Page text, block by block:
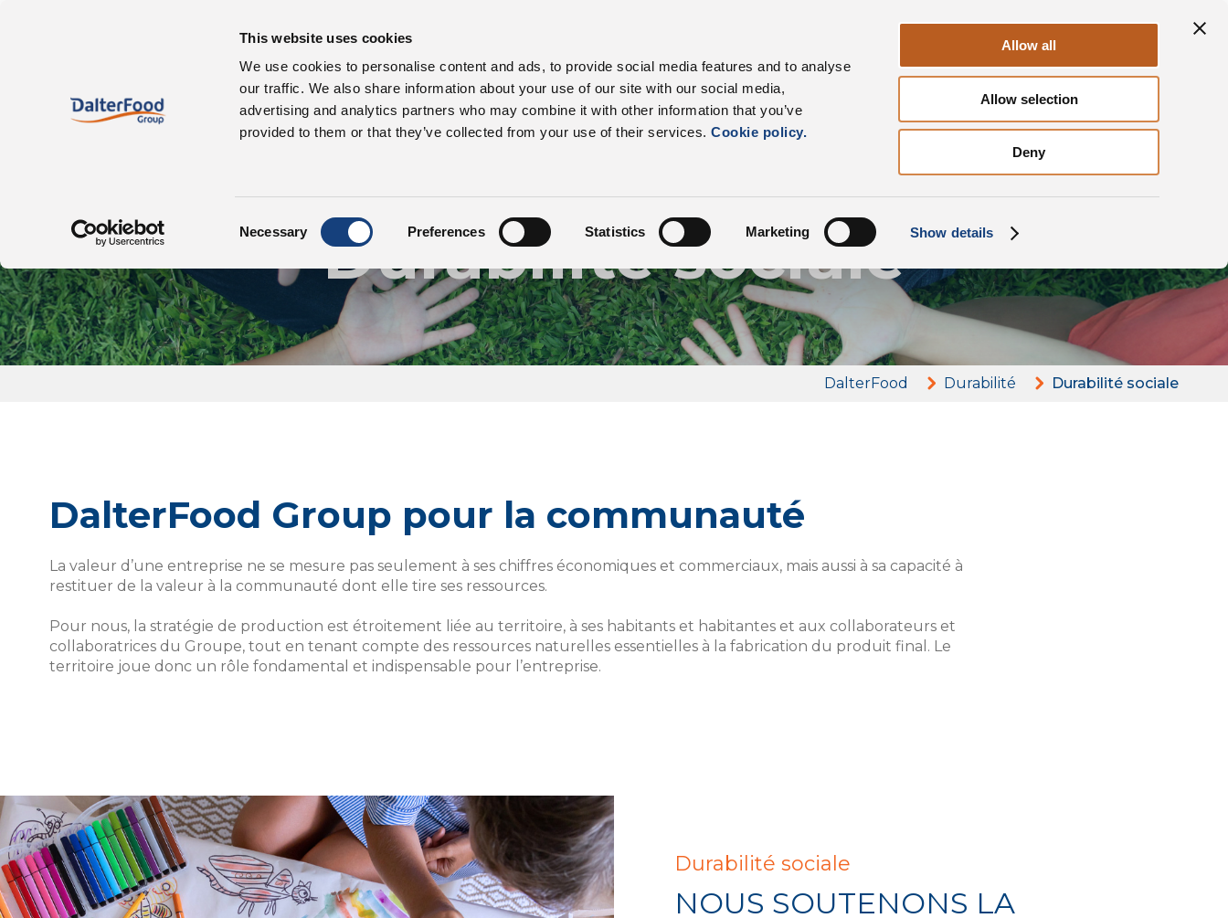
This website uses cookies
We use cookies to personalise content and ads, to provide social media features and to analyse
our traffic. We also share information about your use of our site with our social media,
advertising and analytics partners who may combine it with other information that you’ve
provided to them or that they’ve collected from your use of their services. Cookie policy.
Necessary Preferences Statistics Marketing Show details
Allow all
Allow selection
Deny
À propos de nous Contacts
Durabilité sociale
DalterFood Durabilité Durabilité sociale
DalterFood Group pour la communauté
La valeur d’une entreprise ne se mesure pas seulement à ses chiffres économiques et commerciaux, mais aussi à sa capacité à
restituer de la valeur à la communauté dont elle tire ses ressources.
Pour nous, la stratégie de production est étroitement liée au territoire, à ses habitants et habitantes et aux collaborateurs et
collaboratrices du Groupe, tout en tenant compte des ressources naturelles essentielles à la fabrication du produit final. Le
territoire joue donc un rôle fondamental et indispensable pour l’entreprise.
Durabilité sociale
NOUS SOUTENONS LA